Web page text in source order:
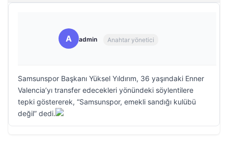
A admin Anahtar yönetici
Samsunspor Başkanı Yüksel Yıldırım, 36 yaşındaki Enner
Valencia’yı transfer edecekleri yönündeki söylentilere
tepki göstererek, “Samsunspor, emekli sandığı kulübü
değil” dedi.